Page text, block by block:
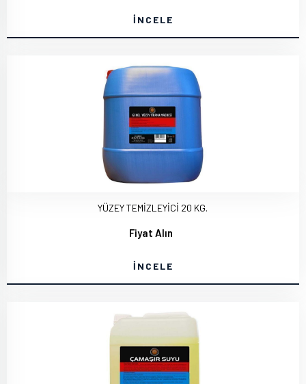
İNCELE
YÜZEY TEMİZLEYİCİ 20 KG.
Fiyat Alın
İNCELE